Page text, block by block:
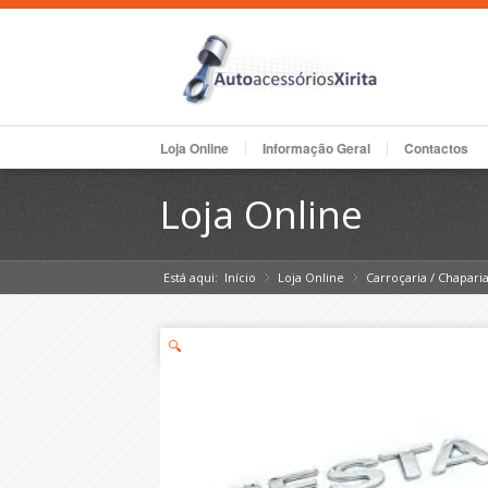
Loja Online Informação Geral Contactos
Loja Online
Está aqui: Início »
Loja Online »
Carroçaria / Chaparia
🔍